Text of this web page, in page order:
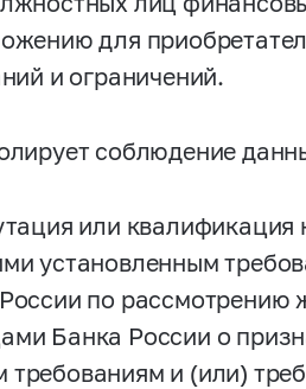
для
и ограничений.
соблюдение
или квалификация
установленным
по рассмотрению
Банка России о
и (или)